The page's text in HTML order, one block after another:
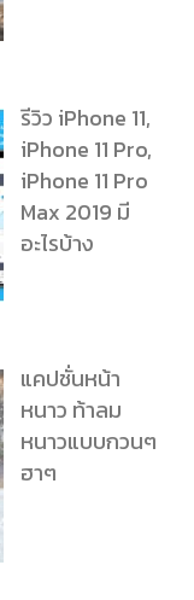
รีวิว iPhone 11,
iPhone 11 Pro,
iPhone 11 Pro
Max 2019 มี
อะไรบ้าง
แคปชั่นหน้า
หนาว ท้าลม
หนาวแบบกวนๆ
ฮาๆ